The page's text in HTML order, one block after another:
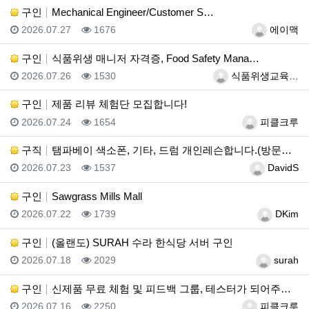
구인 Mechanical Engineer/Customer S…
등록자에이맥
등록일
2026.07.27 조회
1676
구인 식품위생 매니저 자격증, Food Safety Mana…
등록자식품위생교육…
등록일
2026.07.26 조회
1530
구인 제품 리뷰 체험단 모집합니다!
등록자피클크루
등록일
2026.07.24 조회
1654
구직 탬파베이 색소폰, 기타, 드럼 개인레슨합니다.(방문레슨…
등록자DavidS
등록일
2026.07.23 조회
1537
구인 Sawgrass Mills Mall
등록자DKim
등록일
2026.07.22 조회
1739
구인 (올랜도) SURAH 수라 한식당 서버 구인
등록자surah
등록일
2026.07.18 조회
2029
구인 신제품 무료 체험 및 피드백 그룹, 테스터가 되어주세요…
등록자피클크루
등록일
2026.07.16 조회
2250